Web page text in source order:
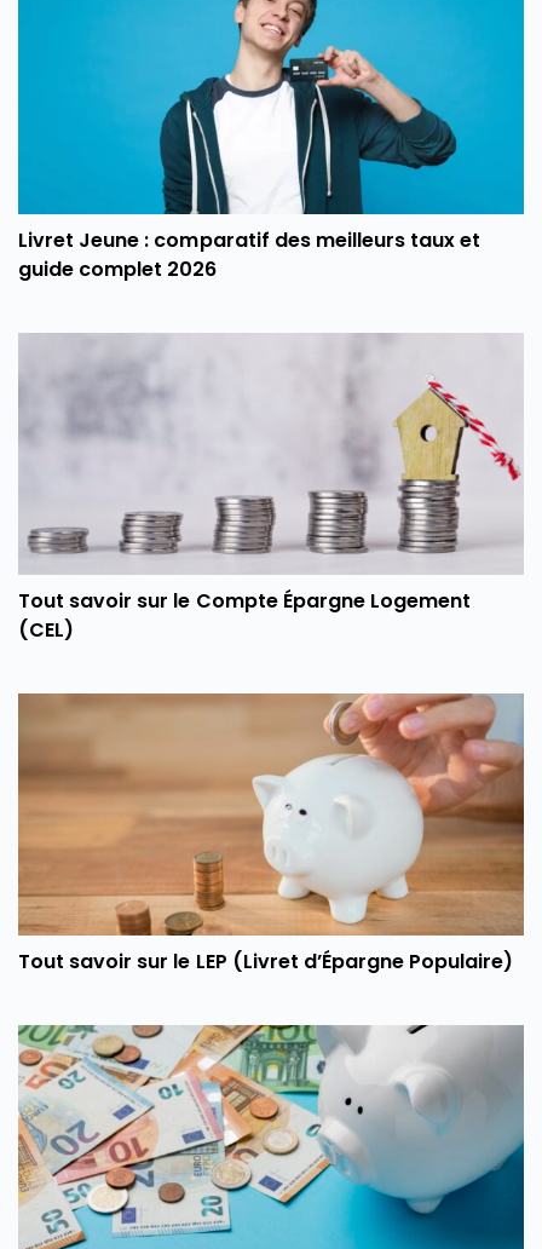
Livret Jeune : comparatif des meilleurs taux et
guide complet 2026
Tout savoir sur le Compte Épargne Logement
(CEL)
Tout savoir sur le LEP (Livret d’Épargne Populaire)